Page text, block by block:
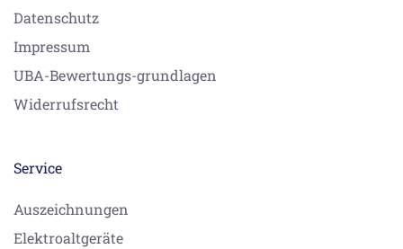
Datenschutz
Impressum
UBA-Bewertungs-grundlagen
Widerrufsrecht
Service
Auszeichnungen
Elektroaltgeräte